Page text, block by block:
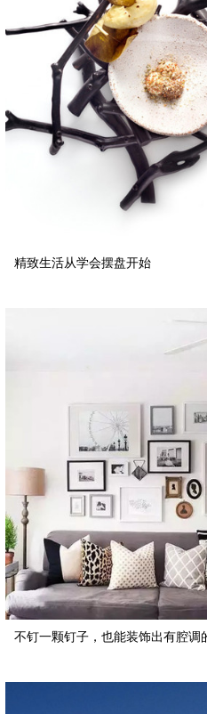
精致生活从学会摆盘开始
不钉一颗钉子，也能装饰出有腔调